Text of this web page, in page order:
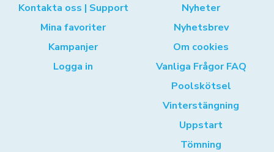
Kontakta oss | Support
Mina favoriter
Kampanjer
Logga in
Nyheter
Nyhetsbrev
Om cookies
Vanliga Frågor FAQ
Poolskötsel
Vinterstängning
Uppstart
Tömning